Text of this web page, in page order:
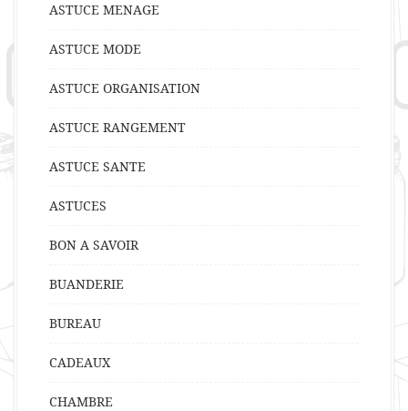
ASTUCE MENAGE
ASTUCE MODE
ASTUCE ORGANISATION
ASTUCE RANGEMENT
ASTUCE SANTE
ASTUCES
BON A SAVOIR
BUANDERIE
BUREAU
CADEAUX
CHAMBRE